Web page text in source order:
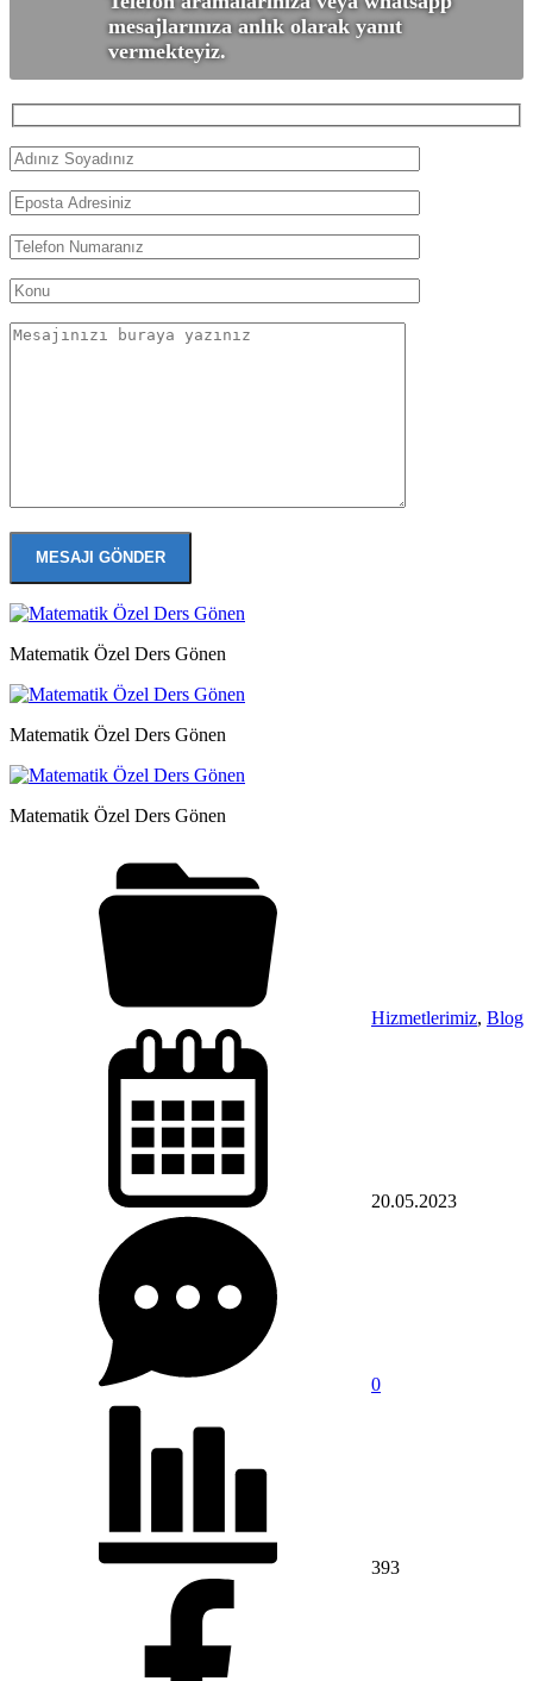
mesajlarınıza anlık olarak yanıt
vermekteyiz.
Matematik Özel Ders Gönen
Matematik Özel Ders Gönen
Matematik Özel Ders Gönen
Hizmetlerimiz, Blog
20.05.2023
0
393